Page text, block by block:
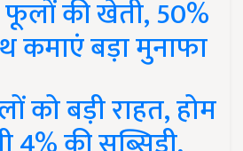
की खेती, 50%
कमाएं बड़ा मुनाफा
को बड़ी राहत, होम